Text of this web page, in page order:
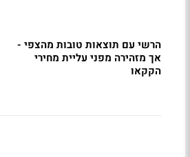
הרשי עם תוצאות טובות מהצפי -
אך מזהירה מפני עליית מחירי
הקקאו